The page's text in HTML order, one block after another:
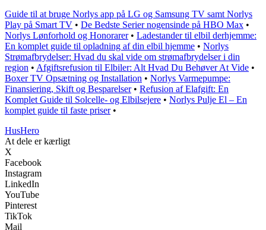
Guide til at bruge Norlys app på LG og Samsung TV samt Norlys
Play på Smart TV • De Bedste Serier nogensinde på HBO Max •
Norlys Lønforhold og Honorarer• Ladestander til elbil derhjemme:
En komplet guide til opladning af din elbil hjemme • Norlys
Strømafbrydelser: Hvad du skal vide om strømafbrydelser i din
region • Afgiftsrefusion til Elbiler: Alt Hvad Du Behøver At Vide •
Boxer TV Opsætning og Installation • Norlys Varmepumpe:
Finansiering, Skift og Besparelser• Refusion af Elafgift: En
Komplet Guide til Solcelle- og Elbilsejere • Norlys Pulje El – En
komplet guide til faste priser•
HusHero
At dele er kærligt
X
Facebook
Instagram
LinkedIn
YouTube
Pinterest
TikTok
Mail